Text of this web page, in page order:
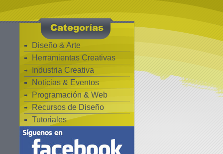
Diseño & Arte
Herramientas Creativas
Industria Creativa
Noticias & Eventos
Programación & Web
Recursos de Diseño
Tutoriales